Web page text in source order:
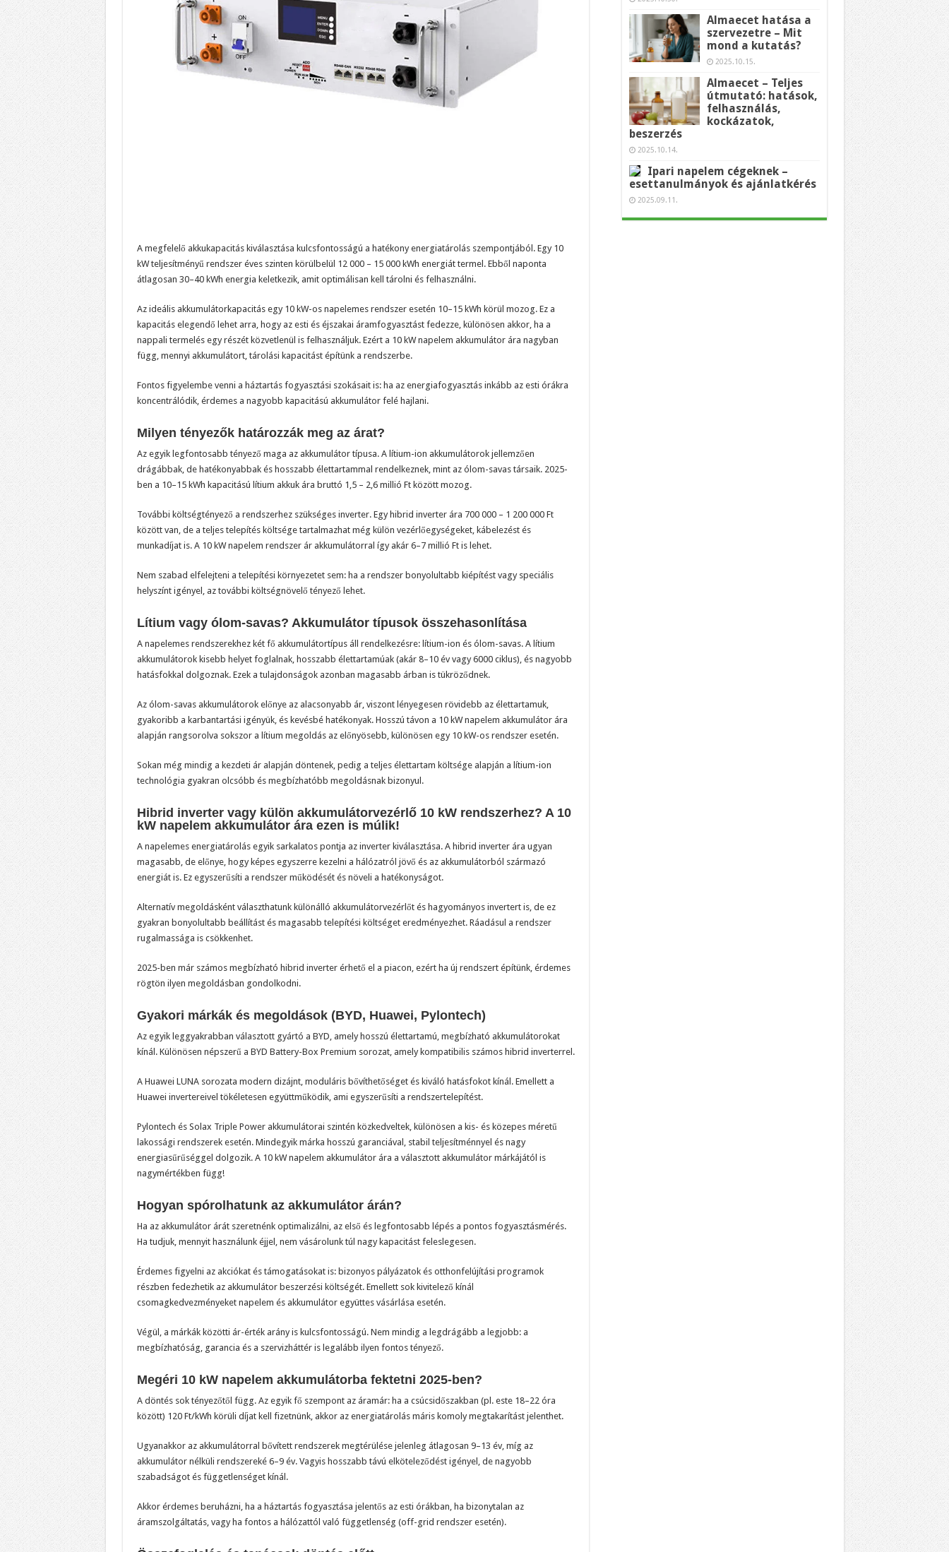
A megfelelő akkukapacitás kiválasztása kulcsfontosságú a hatékony energiatárolás szempontjából. Egy 10
kW teljesítményű rendszer éves szinten körülbelül 12 000 – 15 000 kWh energiát termel. Ebből naponta
átlagosan 30–40 kWh energia keletkezik, amit optimálisan kell tárolni és felhasználni.
Az ideális akkumulátorkapacitás egy 10 kW-os napelemes rendszer esetén 10–15 kWh körül mozog. Ez a
kapacitás elegendő lehet arra, hogy az esti és éjszakai áramfogyasztást fedezze, különösen akkor, ha a
nappali termelés egy részét közvetlenül is felhasználjuk. Ezért a 10 kW napelem akkumulátor ára nagyban
függ, mennyi akkumulátort, tárolási kapacitást építünk a rendszerbe.
Fontos figyelembe venni a háztartás fogyasztási szokásait is: ha az energiafogyasztás inkább az esti órákra
koncentrálódik, érdemes a nagyobb kapacitású akkumulátor felé hajlani.
Milyen tényezők határozzák meg az árat?
Az egyik legfontosabb tényező maga az akkumulátor típusa. A lítium-ion akkumulátorok jellemzően
drágábbak, de hatékonyabbak és hosszabb élettartammal rendelkeznek, mint az ólom-savas társaik. 2025-
ben a 10–15 kWh kapacitású lítium akkuk ára bruttó 1,5 – 2,6 millió Ft között mozog.
További költségtényező a rendszerhez szükséges inverter. Egy hibrid inverter ára 700 000 – 1 200 000 Ft
között van, de a teljes telepítés költsége tartalmazhat még külön vezérlőegységeket, kábelezést és
munkadíjat is. A 10 kW napelem rendszer ár akkumulátorral így akár 6–7 millió Ft is lehet.
Nem szabad elfelejteni a telepítési környezetet sem: ha a rendszer bonyolultabb kiépítést vagy speciális
helyszínt igényel, az további költségnövelő tényező lehet.
Lítium vagy ólom-savas? Akkumulátor típusok összehasonlítása
A napelemes rendszerekhez két fő akkumulátortípus áll rendelkezésre: lítium-ion és ólom-savas. A lítium
akkumulátorok kisebb helyet foglalnak, hosszabb élettartamúak (akár 8–10 év vagy 6000 ciklus), és nagyobb
hatásfokkal dolgoznak. Ezek a tulajdonságok azonban magasabb árban is tükröződnek.
Az ólom-savas akkumulátorok előnye az alacsonyabb ár, viszont lényegesen rövidebb az élettartamuk,
gyakoribb a karbantartási igényük, és kevésbé hatékonyak. Hosszú távon a 10 kW napelem akkumulátor ára
alapján rangsorolva sokszor a lítium megoldás az előnyösebb, különösen egy 10 kW-os rendszer esetén.
Sokan még mindig a kezdeti ár alapján döntenek, pedig a teljes élettartam költsége alapján a lítium-ion
technológia gyakran olcsóbb és megbízhatóbb megoldásnak bizonyul.
Hibrid inverter vagy külön akkumulátorvezérlő 10 kW rendszerhez? A 10
kW napelem akkumulátor ára ezen is múlik!
A napelemes energiatárolás egyik sarkalatos pontja az inverter kiválasztása. A hibrid inverter ára ugyan
magasabb, de előnye, hogy képes egyszerre kezelni a hálózatról jövő és az akkumulátorból származó
energiát is. Ez egyszerűsíti a rendszer működését és növeli a hatékonyságot.
Alternatív megoldásként választhatunk különálló akkumulátorvezérlőt és hagyományos invertert is, de ez
gyakran bonyolultabb beállítást és magasabb telepítési költséget eredményezhet. Ráadásul a rendszer
rugalmassága is csökkenhet.
2025-ben már számos megbízható hibrid inverter érhető el a piacon, ezért ha új rendszert építünk, érdemes
rögtön ilyen megoldásban gondolkodni.
Gyakori márkák és megoldások (BYD, Huawei, Pylontech)
Az egyik leggyakrabban választott gyártó a BYD, amely hosszú élettartamú, megbízható akkumulátorokat
kínál. Különösen népszerű a BYD Battery-Box Premium sorozat, amely kompatibilis számos hibrid inverterrel.
A Huawei LUNA sorozata modern dizájnt, moduláris bővíthetőséget és kiváló hatásfokot kínál. Emellett a
Huawei invertereivel tökéletesen együttműködik, ami egyszerűsíti a rendszertelepítést.
Pylontech és Solax Triple Power akkumulátorai szintén közkedveltek, különösen a kis- és közepes méretű
lakossági rendszerek esetén. Mindegyik márka hosszú garanciával, stabil teljesítménnyel és nagy
energiasűrűséggel dolgozik. A 10 kW napelem akkumulátor ára a választott akkumulátor márkájától is
nagymértékben függ!
Hogyan spórolhatunk az akkumulátor árán?
Ha az akkumulátor árát szeretnénk optimalizálni, az első és legfontosabb lépés a pontos fogyasztásmérés.
Ha tudjuk, mennyit használunk éjjel, nem vásárolunk túl nagy kapacitást feleslegesen.
Érdemes figyelni az akciókat és támogatásokat is: bizonyos pályázatok és otthonfelújítási programok
részben fedezhetik az akkumulátor beszerzési költségét. Emellett sok kivitelező kínál
csomagkedvezményeket napelem és akkumulátor együttes vásárlása esetén.
Végül, a márkák közötti ár-érték arány is kulcsfontosságú. Nem mindig a legdrágább a legjobb: a
megbízhatóság, garancia és a szervizháttér is legalább ilyen fontos tényező.
Megéri 10 kW napelem akkumulátorba fektetni 2025-ben?
A döntés sok tényezőtől függ. Az egyik fő szempont az áramár: ha a csúcsidőszakban (pl. este 18–22 óra
között) 120 Ft/kWh körüli díjat kell fizetnünk, akkor az energiatárolás máris komoly megtakarítást jelenthet.
Ugyanakkor az akkumulátorral bővített rendszerek megtérülése jelenleg átlagosan 9–13 év, míg az
akkumulátor nélküli rendszereké 6–9 év. Vagyis hosszabb távú elköteleződést igényel, de nagyobb
szabadságot és függetlenséget kínál.
Akkor érdemes beruházni, ha a háztartás fogyasztása jelentős az esti órákban, ha bizonytalan az
áramszolgáltatás, vagy ha fontos a hálózattól való függetlenség (off-grid rendszer esetén).
Almaecet hatása a
szervezetre – Mit
mond a kutatás?
2025.10.15.
Almaecet – Teljes
útmutató: hatások,
felhasználás,
kockázatok,
beszerzés
2025.10.14.
Ipari napelem cégeknek –
esettanulmányok és ajánlatkérés
2025.09.11.